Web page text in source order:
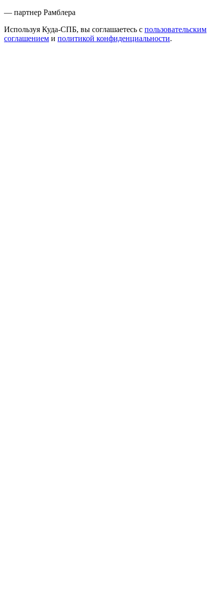
— партнер Рамблера
Используя Куда-СПБ, вы соглашаетесь с пользовательским
соглашением и политикой конфиденциальности.